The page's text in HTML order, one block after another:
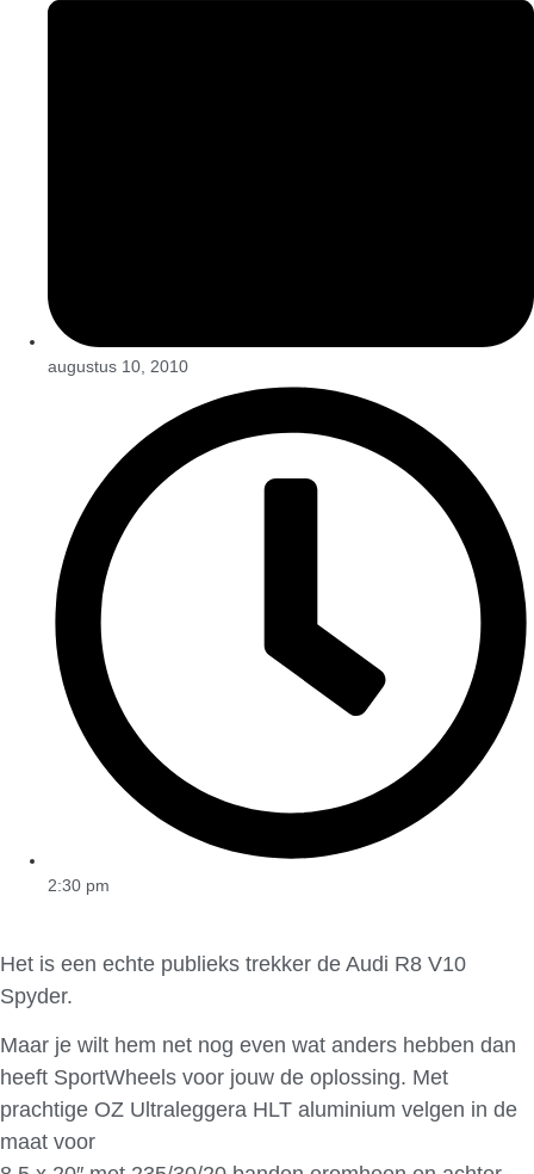
augustus 10, 2010
2:30 pm
Het is een echte publieks trekker de Audi R8 V10
Spyder.
Maar je wilt hem net nog even wat anders hebben dan
heeft SportWheels voor jouw de oplossing. Met
prachtige OZ Ultraleggera HLT aluminium velgen in de
maat voor